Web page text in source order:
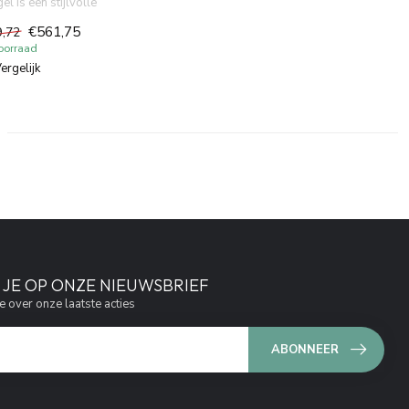
met zuinige
€561,75
OP ONZE NIEUWSBRIEF
over onze laatste acties
ABONNEER